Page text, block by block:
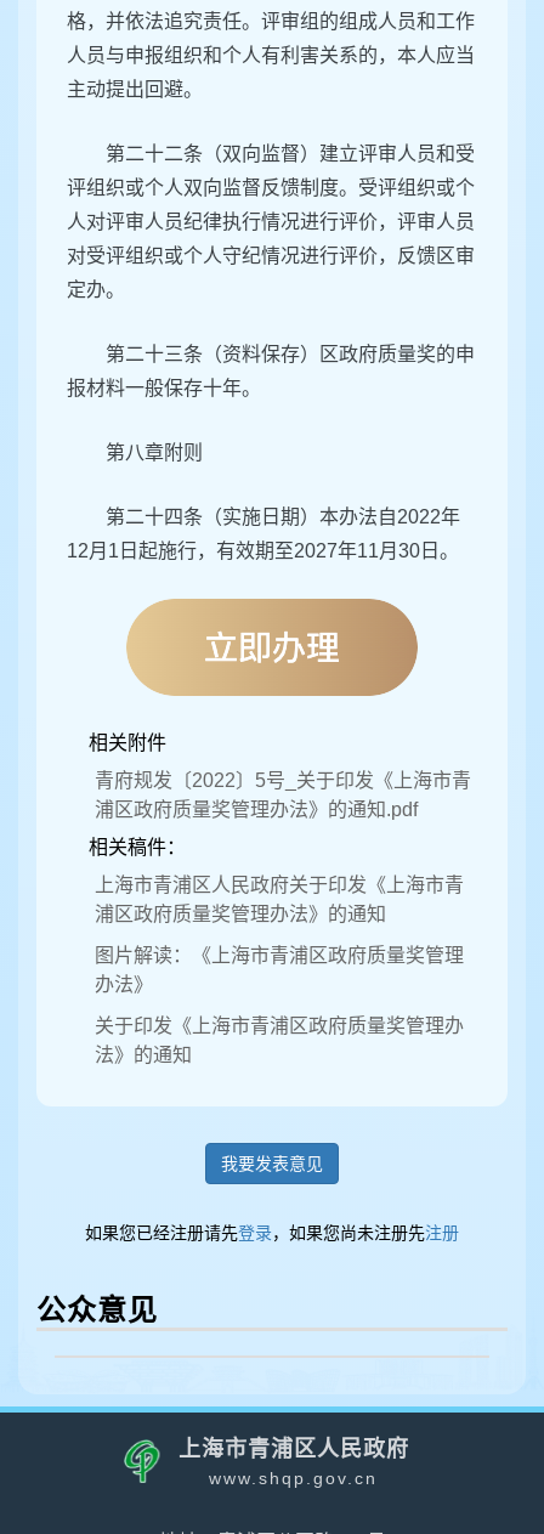
格，并依法追究责任。评审组的组成人员和工作
人员与申报组织和个人有利害关系的，本人应当
主动提出回避。
第二十二条（双向监督）建立评审人员和受
评组织或个人双向监督反馈制度。受评组织或个
人对评审人员纪律执行情况进行评价，评审人员
对受评组织或个人守纪情况进行评价，反馈区审
定办。
第二十三条（资料保存）区政府质量奖的申
报材料一般保存十年。
第八章附则
第二十四条（实施日期）本办法自2022年
12月1日起施行，有效期至2027年11月30日。
相关附件
青府规发〔2022〕5号_关于印发《上海市青
浦区政府质量奖管理办法》的通知.pdf
相关稿件：
上海市青浦区人民政府关于印发《上海市青
浦区政府质量奖管理办法》的通知
图片解读：《上海市青浦区政府质量奖管理
办法》
关于印发《上海市青浦区政府质量奖管理办
法》的通知
我要发表意见
如果您已经注册请先登录，如果您尚未注册先注册
公众意见
上海市青浦区人民政府
www.shqp.gov.cn